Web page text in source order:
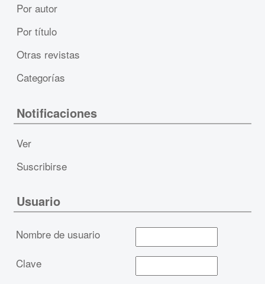
Por autor
Por título
Otras revistas
Categorías
Notificaciones
Ver
Suscribirse
Usuario
Nombre de usuario
Clave